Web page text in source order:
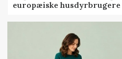
europæiske husdyrbrugere